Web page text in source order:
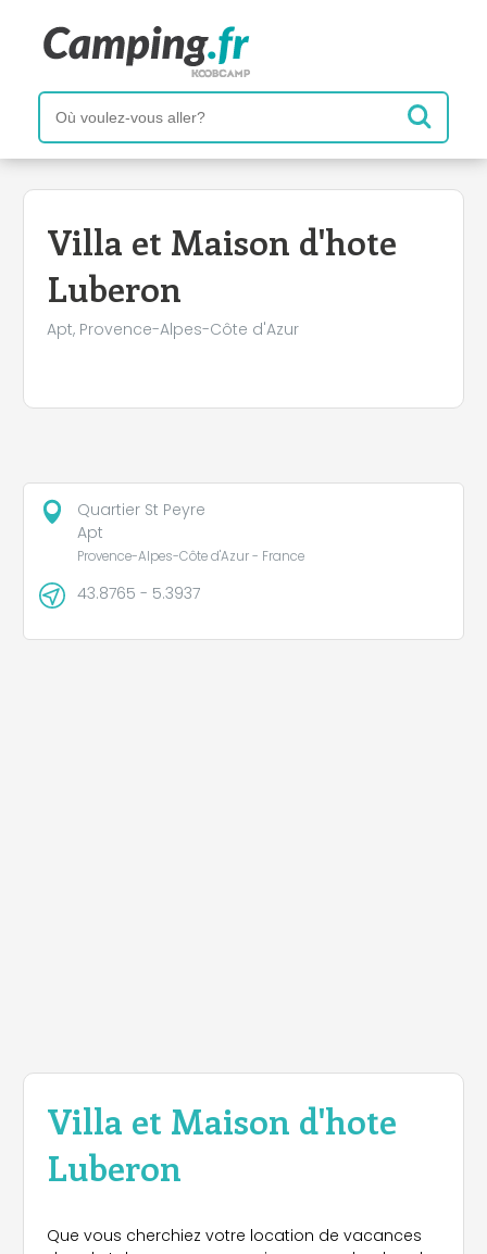
Villa et Maison d'hote
Luberon
Apt, Provence-Alpes-Côte d'Azur
Villa et Maison d'hote
Luberon
Que vous cherchiez votre location de vacances
+
−
Quartier St Peyre
Apt
Provence-Alpes-Côte d'Azur - France
43.8765 - 5.3937